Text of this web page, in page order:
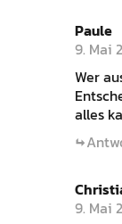
Paule
9. Mai
Wer
alles
9. Mai